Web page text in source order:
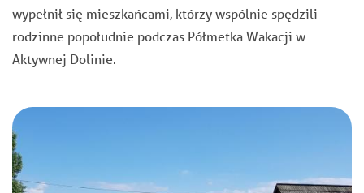
wypełnił się mieszkańcami, którzy wspólnie spędzili
rodzinne popołudnie podczas Półmetka Wakacji w
Aktywnej Dolinie.